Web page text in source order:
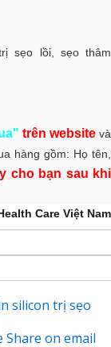
sẹo lồi, sẹo thâm
trên websitevà
hàng gồm: Họ tên,
cho bạn sau khi
Care Việt Nam
silicon trị sẹo
Share on email